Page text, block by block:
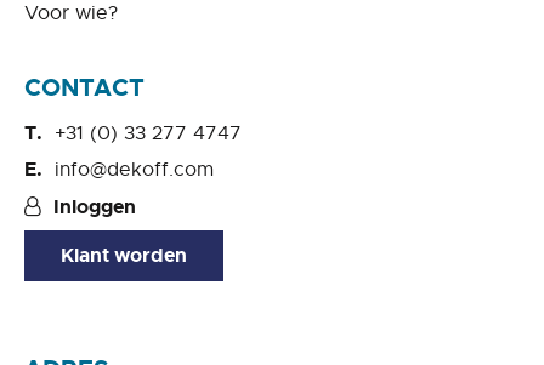
Voor wie?
CONTACT
+31 (0) 33 277 4747
info@dekoff.com
Inloggen
Klant worden